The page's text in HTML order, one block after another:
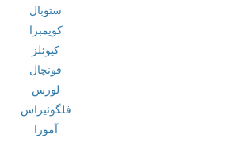
ستوبال
کویمبرا
کیوئلز
فونچال
لورس
فلگوئیراس
آمورا